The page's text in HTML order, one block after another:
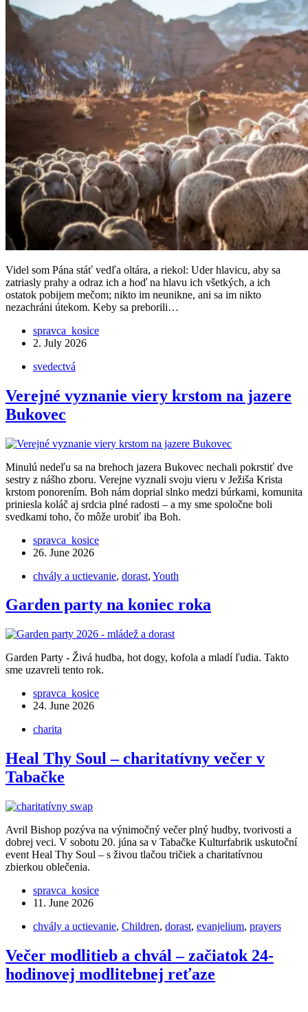
Videl som Pána stáť vedľa oltára, a riekol: Uder hlavicu, aby sa
zatriasly prahy a odraz ich a hoď na hlavu ich všetkých, a ich
ostatok pobijem mečom; nikto im neunikne, ani sa im nikto
nezachráni útekom. Keby sa preborili…
spravca_kosice
2. July 2026
svedectvá
Verejné vyznanie viery krstom na jazere
Bukovec
Minulú nedeľu sa na brehoch jazera Bukovec nechali pokrstiť dve
sestry z nášho zboru. Verejne vyznali svoju vieru v Ježiša Krista
krstom ponorením. Boh nám doprial slnko medzi búrkami, komunita
priniesla koláč aj srdcia plné radosti – a my sme spoločne boli
svedkami toho, čo môže urobiť iba Boh.
spravca_kosice
26. June 2026
chvály a uctievanie, dorast, Youth
Garden party na koniec roka
Garden Party - Živá hudba, hot dogy, kofola a mladí ľudia. Takto
sme uzavreli tento rok.
spravca_kosice
24. June 2026
charita
Heal Thy Soul – charitatívny večer v
Tabačke
Avril Bishop pozýva na výnimočný večer plný hudby, tvorivosti a
dobrej veci. V sobotu 20. júna sa v Tabačke Kulturfabrik uskutoční
event Heal Thy Soul – s živou tlačou tričiek a charitatívnou
zbierkou oblečenia.
spravca_kosice
11. June 2026
chvály a uctievanie, Children, dorast, evanjelium, prayers
Večer modlitieb a chvál – začiatok 24-
hodinovej modlitebnej reťaze